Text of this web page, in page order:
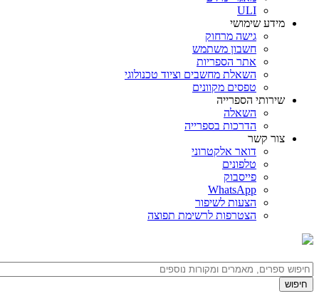
ULI
מידע שימושי
גישה מרחוק
חשבון משתמש
אתר הספריות
השאלת מחשבים וציוד טכנולוגי
טפסים מקוונים
שירותי הספרייה
השאלה
הדרכות בספרייה
צור קשר
דואר אלקטרוני
טלפונים
פייסבוק
WhatsApp
הצעות לשיפור
הצטרפות לרשימת תפוצה